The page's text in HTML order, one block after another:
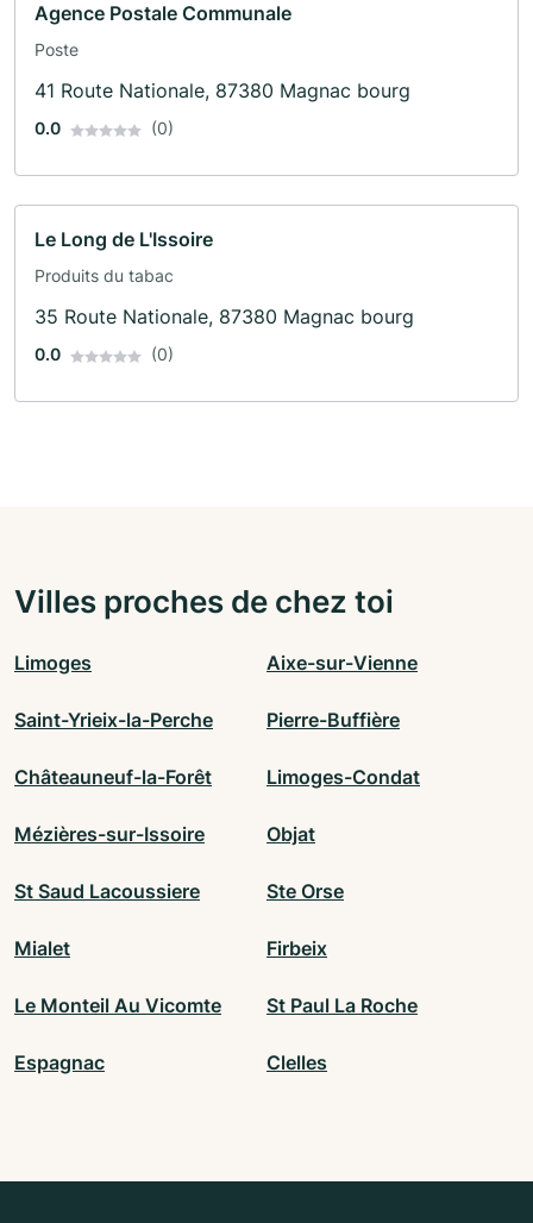
Agence Postale Communale
Poste
41 Route Nationale, 87380 Magnac bourg
0.0 (0)
Le Long de L'Issoire
Produits du tabac
35 Route Nationale, 87380 Magnac bourg
0.0 (0)
Villes proches de chez toi
Limoges Aixe-sur-Vienne
Saint-Yrieix-la-Perche Pierre-Buffière
Châteauneuf-la-Forêt Limoges-Condat
Mézières-sur-Issoire Objat
St Saud Lacoussiere Ste Orse
Mialet Firbeix
Le Monteil Au Vicomte St Paul La Roche
Espagnac Clelles